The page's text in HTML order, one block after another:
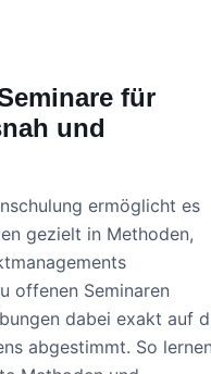
für
und
ermöglicht es
gezielt in Methoden,
offenen Seminaren
dabei exakt auf
abgestimmt. So